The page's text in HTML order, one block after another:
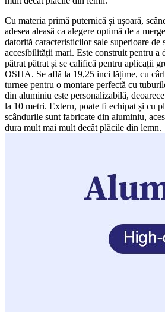
Cu materia primă puternică și ușoară,
adesea aleasă ca alegere optimă de a
datorită caracteristicilor sale superioare de
accesibilității mari. Este construit pentru a
pătrat pătrat și se califică pentru aplicații
OSHA. Se află la 19,25 inci lățime, cu
turnee pentru o montare perfectă cu
din aluminiu este personalizabilă,
la 10 metri. Extern, poate fi echipat și cu
scândurile sunt fabricate din aluminiu,
dura mult mai mult decât plăcile din lemn.